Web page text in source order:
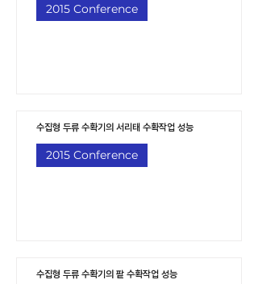
2015 Conference
수집형 두류 수확기의 서리태 수확작업 성능
2015 Conference
수집형 두류 수확기의 팥 수확작업 성능